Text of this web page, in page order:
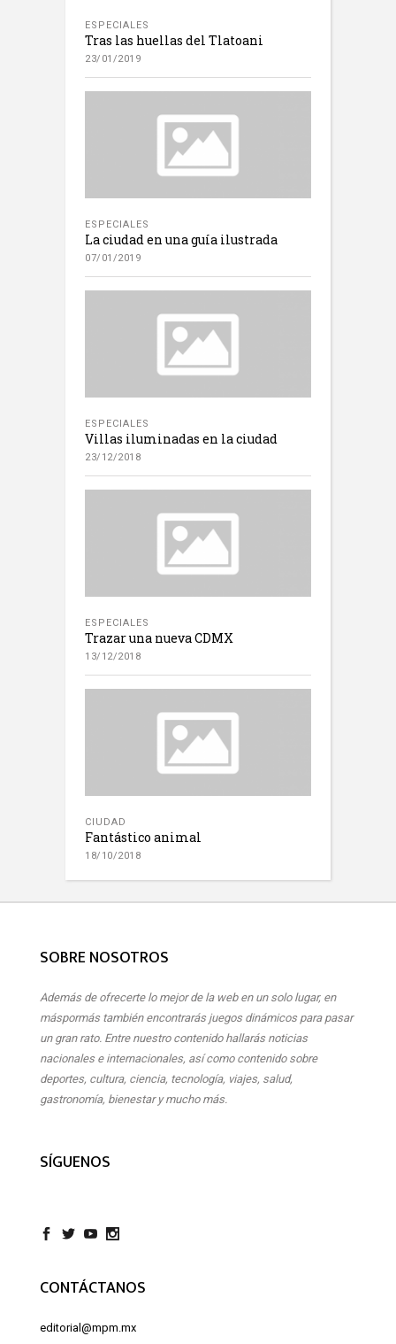
ESPECIALES
Tras las huellas del Tlatoani
23/01/2019
ESPECIALES
La ciudad en una guía ilustrada
07/01/2019
ESPECIALES
Villas iluminadas en la ciudad
23/12/2018
ESPECIALES
Trazar una nueva CDMX
13/12/2018
CIUDAD
Fantástico animal
18/10/2018
SOBRE NOSOTROS
Además de ofrecerte lo mejor de la web en un solo lugar, en
máspormás también encontrarás juegos dinámicos para pasar
un gran rato. Entre nuestro contenido hallarás noticias
nacionales e internacionales, así como contenido sobre
deportes, cultura, ciencia, tecnología, viajes, salud,
gastronomía, bienestar y mucho más.
SÍGUENOS
CONTÁCTANOS
editorial@mpm.mx